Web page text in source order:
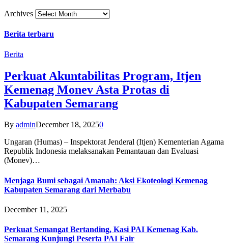
Archives
Berita terbaru
Berita
Perkuat Akuntabilitas Program, Itjen
Kemenag Monev Asta Protas di
Kabupaten Semarang
By adminDecember 18, 20250
Ungaran (Humas) – Inspektorat Jenderal (Itjen) Kementerian Agama
Republik Indonesia melaksanakan Pemantauan dan Evaluasi
(Monev)…
Menjaga Bumi sebagai Amanah: Aksi Ekoteologi Kemenag
Kabupaten Semarang dari Merbabu
December 11, 2025
Perkuat Semangat Bertanding, Kasi PAI Kemenag Kab.
Semarang Kunjungi Peserta PAI Fair